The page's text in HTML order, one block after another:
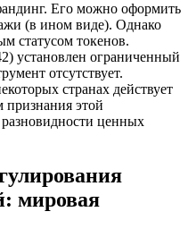
Его можно оформить
(в ином виде). Однако
статусом токенов.
установлен ограниченный
отсутствует.
странах действует
этой
ценных
мировая